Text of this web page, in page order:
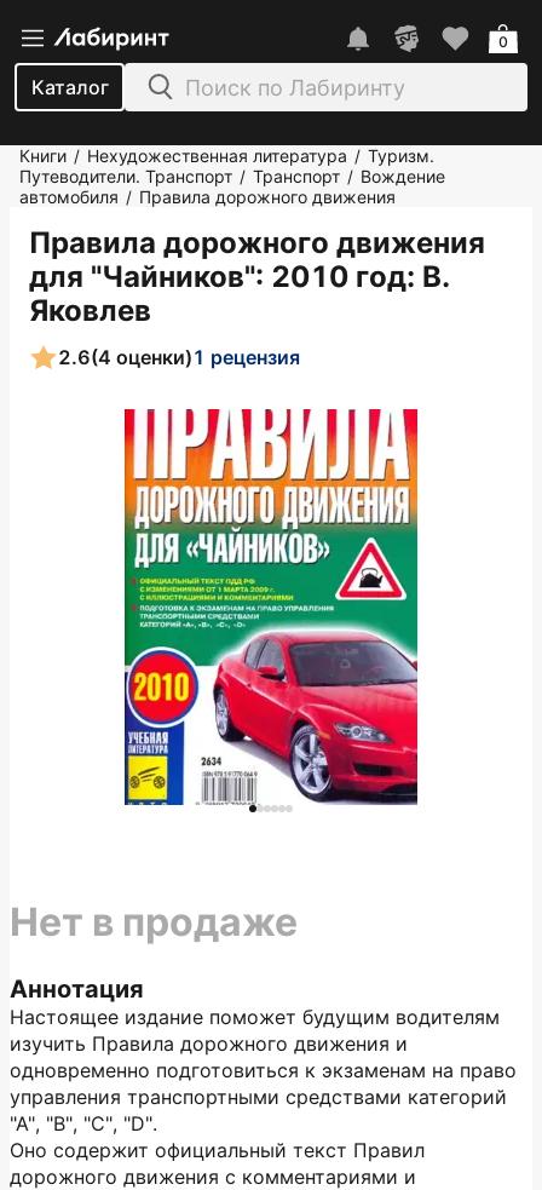
Каталог
0
Книги / Нехудожественная литература / Туризм.
Путеводители. Транспорт / Транспорт / Вождение
автомобиля / Правила дорожного движения
Правила дорожного движения
для "Чайников": 2010 год: В.
Яковлев
2.6(4 оценки)1 рецензия
Аннотация
Настоящее издание поможет будущим водителям
изучить Правила дорожного движения и
одновременно подготовиться к экзаменам на право
управления транспортными средствами категорий
"А", "В", "С", "D".
Оно содержит официальный текст Правил
дорожного движения с комментариями и
Нет в продаже